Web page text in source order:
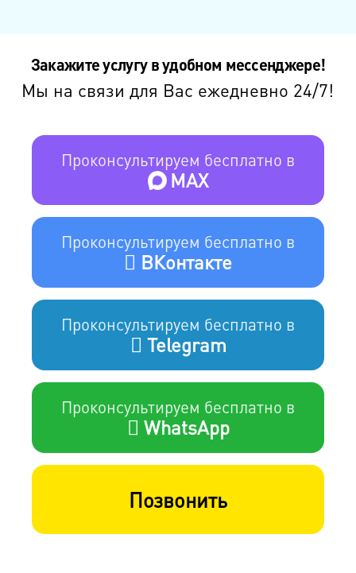
Закажите услугу в удобном мессенджере!
Мы на связи для Вас ежедневно 24/7!
Проконсультируем бесплатно в
MAX
Проконсультируем бесплатно в
ВКонтакте
Проконсультируем бесплатно в
Telegram
Проконсультируем бесплатно в
WhatsApp
Позвонить